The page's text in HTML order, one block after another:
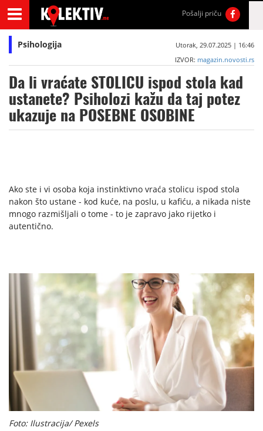
Pošalji priču
Psihologija
Utorak, 29.07.2025 | 16:46
IZVOR: magazin.novosti.rs
Da li vraćate STOLICU ispod stola kad
ustanete? Psiholozi kažu da taj potez
ukazuje na POSEBNE OSOBINE
Ako ste i vi osoba koja instinktivno vraća stolicu ispod stola
nakon što ustane - kod kuće, na poslu, u kafiću, a nikada niste
mnogo razmišljali o tome - to je zapravo jako rijetko i
autentično.
Foto: Ilustracija/ Pexels